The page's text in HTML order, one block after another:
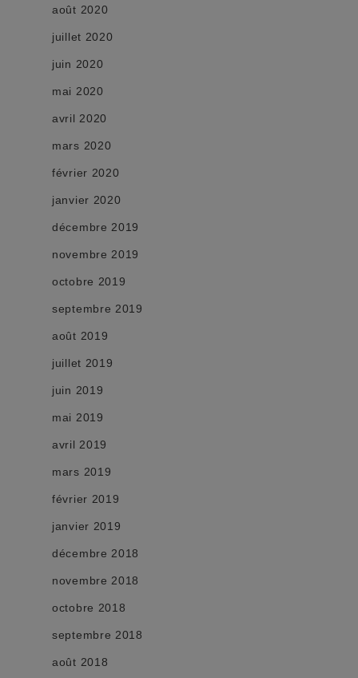
août 2020
juillet 2020
juin 2020
mai 2020
avril 2020
mars 2020
février 2020
janvier 2020
décembre 2019
novembre 2019
octobre 2019
septembre 2019
août 2019
juillet 2019
juin 2019
mai 2019
avril 2019
mars 2019
février 2019
janvier 2019
décembre 2018
novembre 2018
octobre 2018
septembre 2018
août 2018